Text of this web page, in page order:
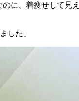
に、着痩せして見
した」